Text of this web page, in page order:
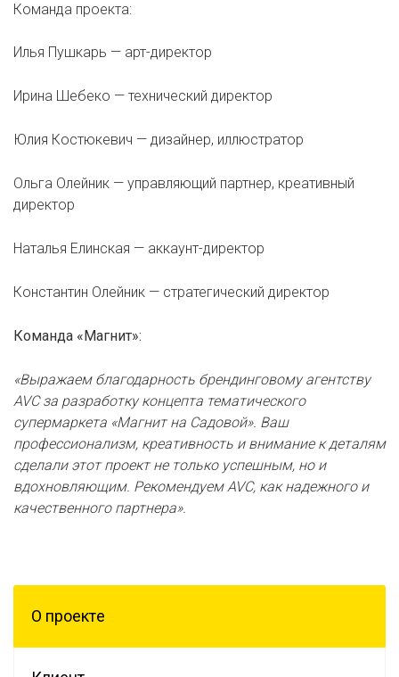
Команда проекта:
Илья Пушкарь — арт-директор
Ирина Шебеко — технический директор
Юлия Костюкевич — дизайнер, иллюстратор
Ольга Олейник — управляющий партнер, креативный
директор
Наталья Елинская — аккаунт-директор
Константин Олейник — стратегический директор
Команда «Магнит»:
«Выражаем благодарность брендинговому агентству
AVC за разработку концепта тематического
супермаркета «Магнит на Садовой». Ваш
профессионализм, креативность и внимание к деталям
сделали этот проект не только успешным, но и
вдохновляющим. Рекомендуем AVC, как надежного и
качественного партнера».
О проектe